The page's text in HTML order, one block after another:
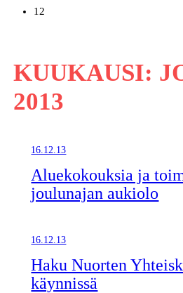
12
KUUKAUSI:
2013
16.12.13
Aluekokouksia ja
joulunajan aukiolo
16.12.13
Haku Nuorten
käynnissä